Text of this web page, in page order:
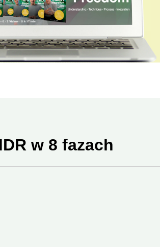
w 8 fazach